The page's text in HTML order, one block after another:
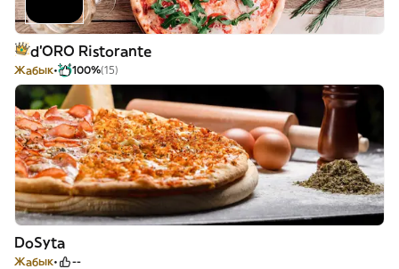
d’ORO Ristorante
Жабык 100%(15)
DoSyta
Жабык --